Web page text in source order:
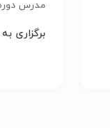
مدرس
برگزاری